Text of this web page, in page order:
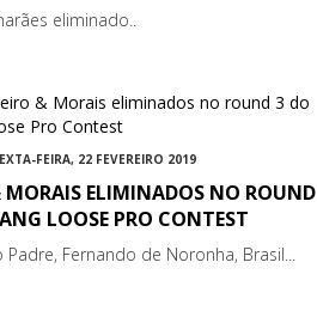
eliminado..
FEIRA, 22 FEVEREIRO 2019
MORAIS ELIMINADOS NO ROUND
LOOSE PRO CONTEST
Padre, Fernando de Noronha, Brasil...